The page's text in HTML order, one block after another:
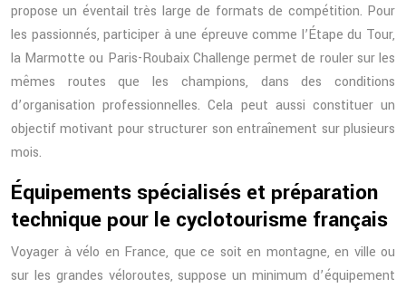
propose un éventail très large de formats de compétition. Pour
les passionnés, participer à une épreuve comme l’Étape du Tour,
la Marmotte ou Paris-Roubaix Challenge permet de rouler sur les
mêmes routes que les champions, dans des conditions
d’organisation professionnelles. Cela peut aussi constituer un
objectif motivant pour structurer son entraînement sur plusieurs
mois.
Équipements spécialisés et préparation
technique pour le cyclotourisme français
Voyager à vélo en France, que ce soit en montagne, en ville ou
sur les grandes véloroutes, suppose un minimum d’équipement